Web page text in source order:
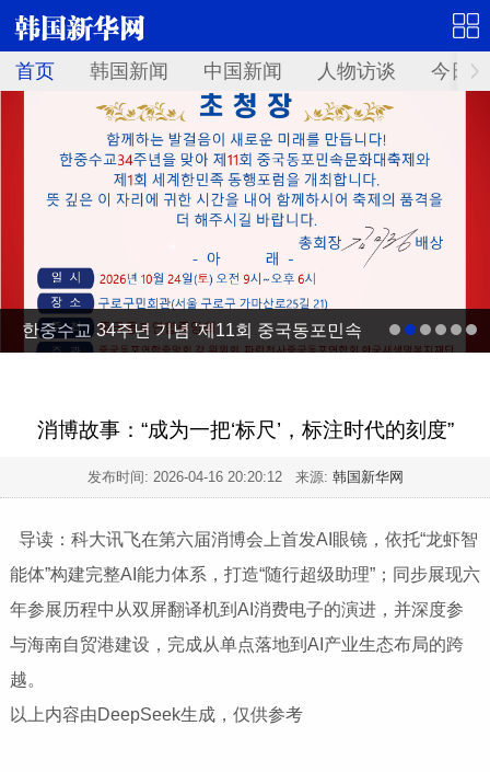
首页 韩国新闻 中国新闻 人物访谈 今日
한중수교 34주년 기념 '제11회 중국동포민속
消博故事：“成为一把‘标尺’，标注时代的刻度”
发布时间: 2026-04-16 20:20:12来源: 韩国新华网
导读：科大讯飞在第六届消博会上首发AI眼镜，依托“龙虾智
能体”构建完整AI能力体系，打造“随行超级助理”；同步展现六
年参展历程中从双屏翻译机到AI消费电子的演进，并深度参
与海南自贸港建设，完成从单点落地到AI产业生态布局的跨
越。
以上内容由DeepSeek生成，仅供参考